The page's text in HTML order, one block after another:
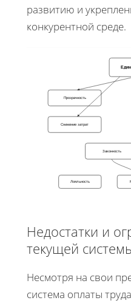
развитию и
конкурентной среде.
Прозрачность
Снижение затрат
Законность
Лояльность
Недостатки и
текущей
Несмотря на свои
система оплаты